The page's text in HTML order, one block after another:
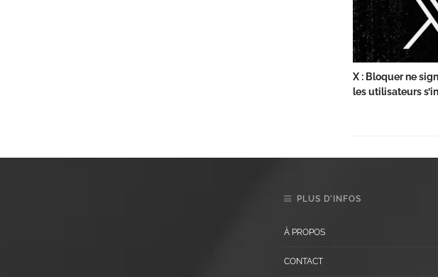
X : Bloquer ne
les utilisateurs
PLUS D’INFOS
À PROPOS
CONTACT